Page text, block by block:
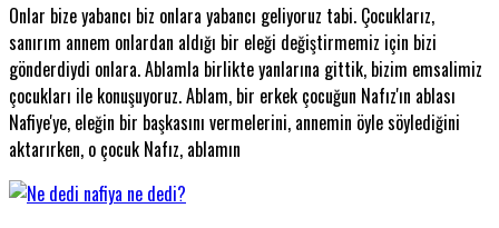
Onlar bize yabancı biz onlara yabancı geliyoruz tabi. Çocuklarız,
sanırım annem onlardan aldığı bir eleği değiştirmemiz için bizi
gönderdiydi onlara. Ablamla birlikte yanlarına gittik, bizim emsalimiz
çocukları ile konuşuyoruz. Ablam, bir erkek çocuğun Nafız'ın ablası
Nafiye'ye, eleğin bir başkasını vermelerini, annemin öyle söylediğini
aktarırken, o çocuk Nafız, ablamın